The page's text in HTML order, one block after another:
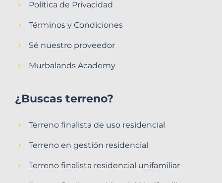
Política de Privacidad
Términos y Condiciones
Sé nuestro proveedor
Murbalands Academy
¿Buscas terreno?
Terreno finalista de uso residencial
Terreno en gestión residencial
Terreno finalista residencial unifamiliar